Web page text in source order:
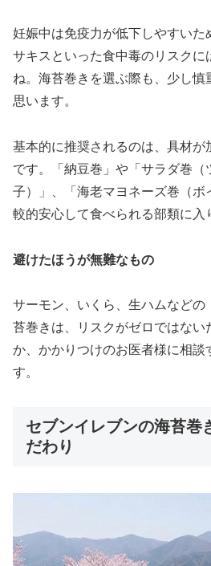
妊娠中は免疫力が低下しやすいた
サキスといった食中毒のリスクに
ね。海苔巻きを選ぶ際も、少し慎
思います。
基本的に推奨されるのは、 具材が
です。「納豆巻」や「サラダ巻（
子）」、「海老マヨネーズ巻（ボ
較的安心して食べられる部類に入
避けたほうが無難なもの
サーモン、いくら、生ハムなどの
苔巻きは、リスクがゼロではない
か、かかりつけのお医者様に相談
す。
セブンイレブンの海苔巻
だわり